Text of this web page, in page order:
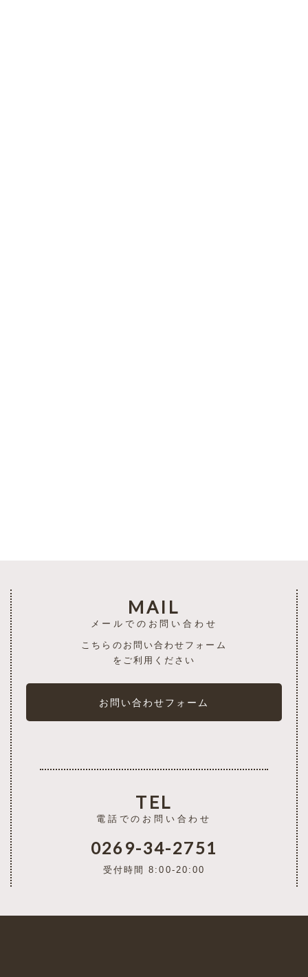
MAIL
メールでのお問い合わせ
こちらのお問い合わせフォーム
をご利用ください
お問い合わせフォーム
TEL
電話でのお問い合わせ
0269-34-2751
受付時間 8:00-20:00